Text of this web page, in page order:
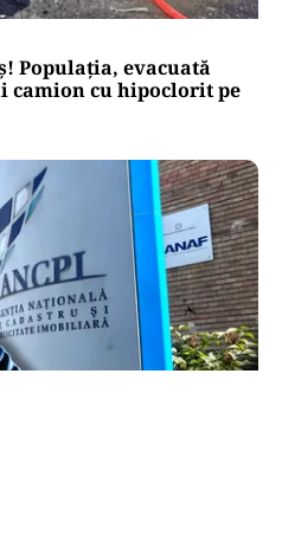
Populația, evacuată
camion cu hipoclorit pe